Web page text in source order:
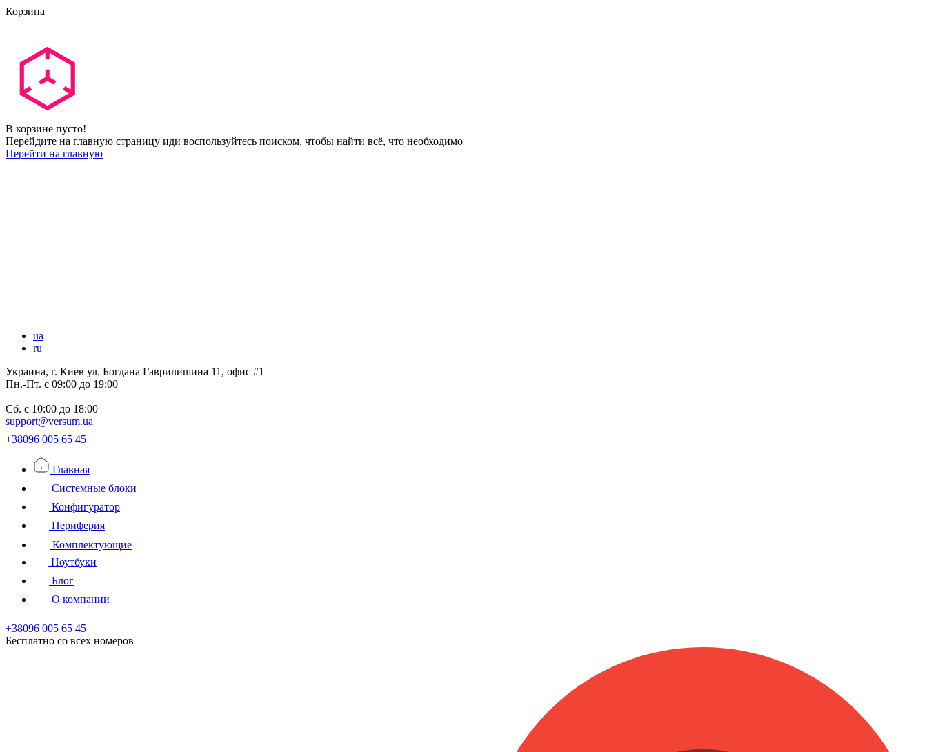
Корзина
В корзине пусто!
Перейдите на главную страницу иди воспользуйтесь поиском, чтобы найти всё, что необходимо
Перейти на главную
ua
ru
Украина, г. Киев ул. Богдана Гаврилишина 11, офис #1
Пн.-Пт. с 09:00 до 19:00
Сб. с 10:00 до 18:00
support@versum.ua
+38096 005 65 45
Главная
Системные блоки
Конфигуратор
Периферия
Комплектующие
Ноутбуки
Блог
О компании
+38096 005 65 45
Бесплатно со всех номеров